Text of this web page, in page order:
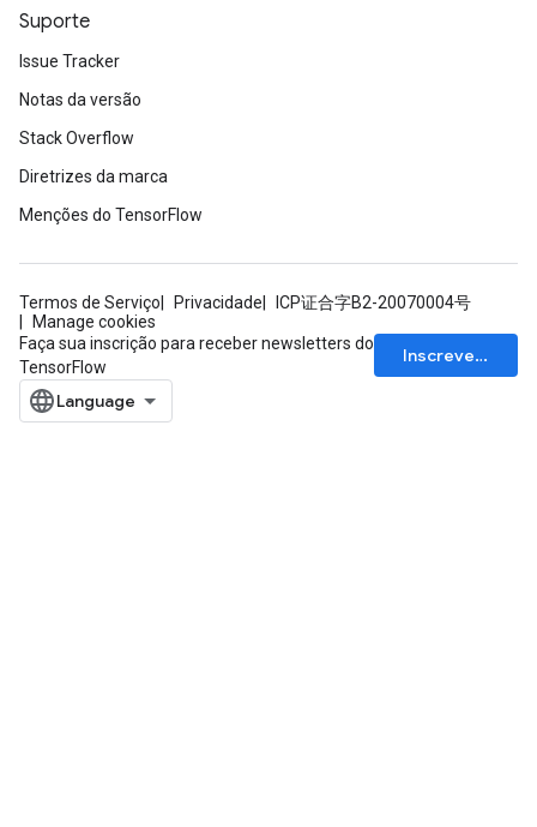
Suporte
Issue Tracker
Notas da versão
Stack Overflow
Diretrizes da marca
Menções do TensorFlow
Termos de Serviço Privacidade
ICP证合字B2-20070004号
Manage cookies
Faça sua inscrição para receber newsletters do
TensorFlow
Inscrever-se